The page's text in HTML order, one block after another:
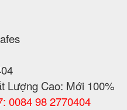
Lượng Cao: Mới 100%
0084 98 2770404